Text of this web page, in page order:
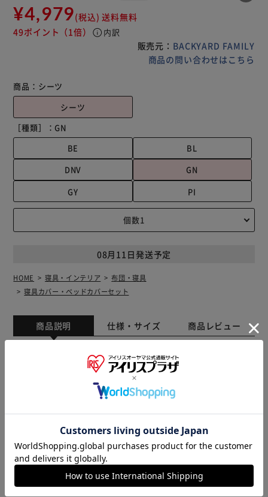
¥4,979(税込) 送料無料
49ポイント （1倍） info 内訳
販売元： BACKYARD FAMILY
商品の問い合わせはこちら
商品： シーツ
シーツ
［種類］：GN
BE
BL
DNV
GN
GY
PI
08月11日発送予定
HOME 寝具・インテリア
布団・寝具
寝具カバー・ベッドカバーセット
商品説明 仕様・サイズ 商品レビュー
プレミアムマイクロファイバー生地で極上触感のボックスシ
ーツを製造。 髪の毛の1/100以下の極細繊維で保温キープと
極上の手触りを実現！ 【上質な睡眠体験を】 ベルベットの
ような肌触りの高密度生地で、とろけるようななめらかさと
230g/m2 の目付のふんわり厚手のボックスシーツ ほこりや
ダニからマットレスを守ってくれる、マシン編みの高密度生
地。 ※生地の特性によるもの。防ダニ加工の薬剤は塗布な
し。 【保温性に優れた高密度生地】 髪の毛の1/100以下の
極細繊維が、体温を溜め込んでず～っとキープ。 魔法瓶み
※製品は予告なく仕様を変更する場合がございます。あらか
じめご了承ください。